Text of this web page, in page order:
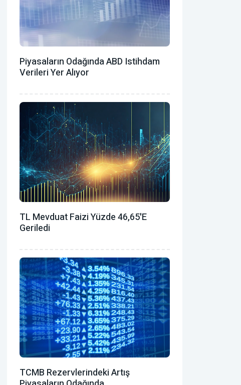
Piyasaların Odağında ABD Istihdam
Verileri Yer Alıyor
TL Mevduat Faizi Yüzde 46,65'e
Geriledi
TCMB Rezervlerindeki Artış